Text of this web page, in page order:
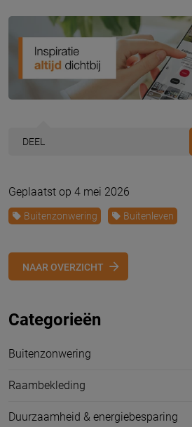
DEEL
Geplaatst op 4 mei 2026
Buitenzonwering Buitenleven
NAAR OVERZICHT
Categorieën
Buitenzonwering
Raambekleding
Duurzaamheid & energiebesparing